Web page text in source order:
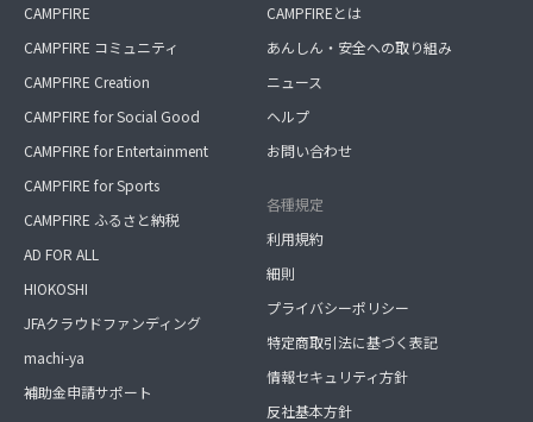
CAMPFIRE
CAMPFIRE コミュニティ
CAMPFIRE Creation
CAMPFIRE for Social Good
CAMPFIRE for Entertainment
CAMPFIRE for Sports
CAMPFIRE ふるさと納税
AD FOR ALL
HIOKOSHI
JFAクラウドファンディング
machi-ya
補助金申請サポート
CAMPFIREとは
あんしん・安全への取り組み
ニュース
ヘルプ
お問い合わせ
各種規定
利用規約
細則
プライバシーポリシー
特定商取引法に基づく表記
情報セキュリティ方針
反社基本方針